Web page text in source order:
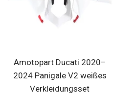
Amotopart Ducati 2020–
2024 Panigale V2 weißes
Verkleidungsset